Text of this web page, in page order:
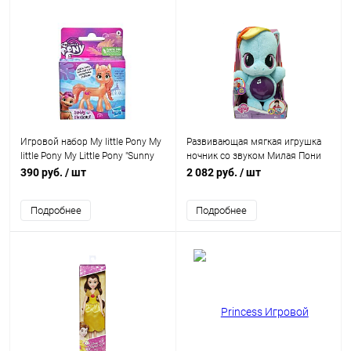
Игровой набор My little Pony My
little Pony My Little Pony "Sunny
Starscout" F5478/F3326
390 руб. / шт
Подробнее
Развивающая мягкая игрушка
ночник со звуком Милая Пони
Радуга Дэш Playskool Hasbro
2 082 руб. / шт
Подробнее